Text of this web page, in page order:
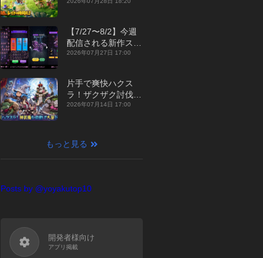
ジュアルMMORPG
征』【最新作PICKU
P】
【7/27〜8/2】今週
配信される新作スマ
ホゲームをまとめて
年】
2026年07月27日 17:00
片手で爽快ハクス
ラ！ザクザク討伐し
て神装備を集める放
【最新作PICKUP】
2026年07月14日 17:00
もっと見る
Posts by @yoyakutop10
開発者様向け
アプリ掲載